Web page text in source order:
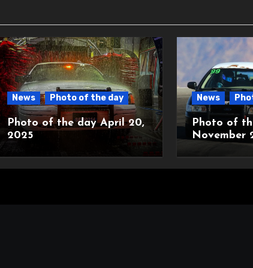
News Photo of the day
Photo of the day April 20,
2025
News
Photo of
November